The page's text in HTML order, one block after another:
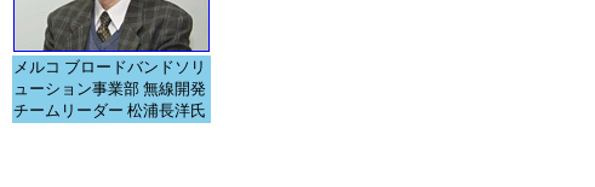
メルコ ブロードバンドソリ
ューション事業部 無線開発
チームリーダー 松浦長洋氏